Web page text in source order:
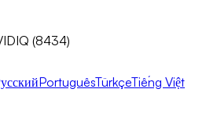
(8434)
PortuguêsTürkçeTiếng Việt